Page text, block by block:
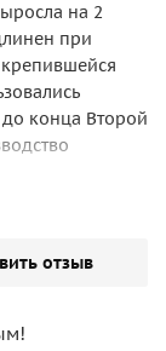
на 2
при
конца Второй
- модель
также
380
для
отзыв